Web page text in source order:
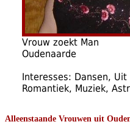
Vrouw zoekt Man
Oudenaarde
Interesses: Dansen,
Romantiek, Muziek,
Alleenstaande Vrouwen uit